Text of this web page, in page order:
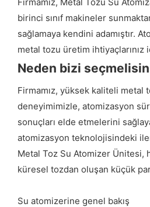
birinci sınıf makineler
sağlamaya kendini adamıştır.
metal tozu üretim
Neden bizi
Firmamız, yüksek kaliteli metal
deneyimimizle, atomizasyon
sonuçları elde etmelerini
atomizasyon teknolojisindeki
Metal Toz Su Atomizer Ünitesi,
küresel tozdan oluşan küçük
Su atomizerine genel bakış